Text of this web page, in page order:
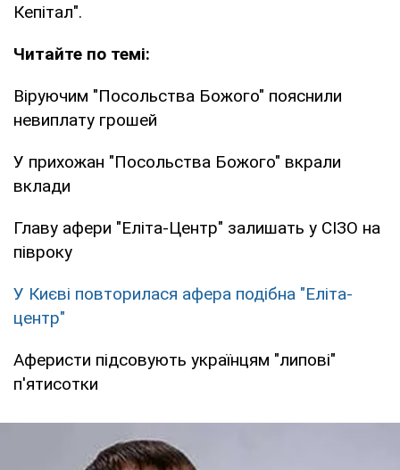
Кепітал".
Читайте по темі:
Віруючим "Посольства Божого" пояснили
невиплату грошей
У прихожан "Посольства Божого" вкрали
вклади
Главу афери "Еліта-Центр" залишать у СІЗО на
півроку
У Києві повторилася афера подібна "Еліта-
центр"
Аферисти підсовують українцям "липові"
п'ятисотки